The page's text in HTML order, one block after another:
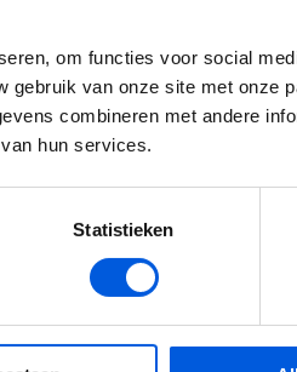
om functies voor social
gebruik van onze site met onze
combineren met andere
hun services.
Statistieken
Het versterkt je effectiviteit en
Door te investeren in je eigen
jouw toekomst en bereidt het je
Hier zijn vier